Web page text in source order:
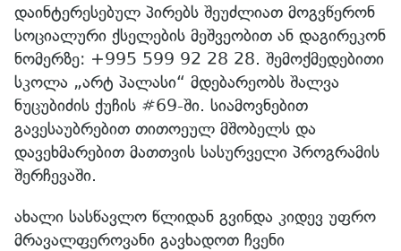
დაინტერესებულ პირებს შეუძლიათ მოგვწერონ
სოციალური ქსელების მეშვეობით ან დაგირეკონ
ნომერზე: +995 599 92 28 28. შემოქმედებითი
სკოლა „არტ პალასი“ მდებარეობს შალვა
ნუცუბიძის ქუჩის #69-ში. სიამოვნებით
გავესაუბრებით თითოეულ მშობელს და
დავეხმარებით მათთვის სასურველი პროგრამის
შერჩევაში.
ახალი სასწავლო წლიდან გვინდა კიდევ უფრო
მრავალფეროვანი გავხადოთ ჩვენი